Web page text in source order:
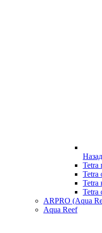
Назад
Tetra
Tetra
Tetra
Tetra
ARPRO (Aqua
Aqua Reef